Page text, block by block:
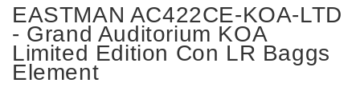
EASTMAN AC422CE-KOA-LTD
- Grand Auditorium KOA
Limited Edition Con LR Baggs
Element